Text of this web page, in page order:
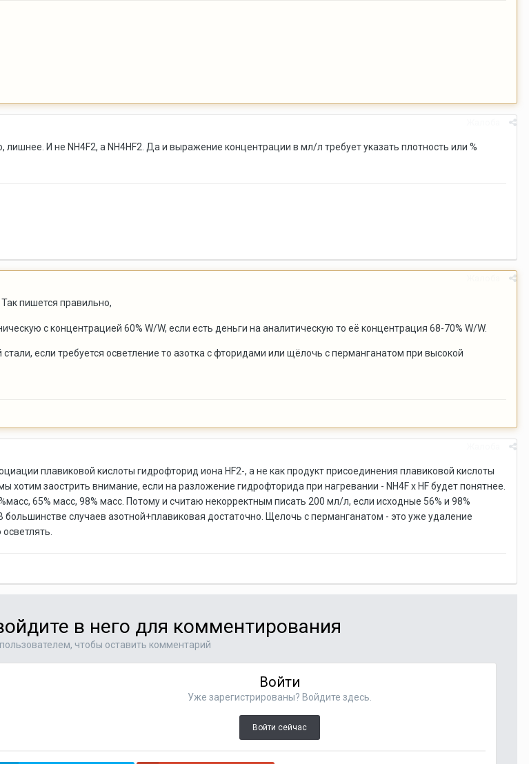
И не NH4F2, а NH4НF2. Да и выражение концентрации в мл/л требует указать плотность или %
. Так пишется правильно,
с концентрацией 60% W/W, если есть деньги на аналитическую то её концентрация 68-70% W/W.
если требуется осветление то азотка с фторидами или щёлочь с перманганатом при высокой
плавиковой кислоты гидрофторид иона HF2-, а не как продукт присоединения плавиковой кислоты
хотим заострить внимание, если на разложение гидрофторида при нагревании - NH4F x HF будет понятнее.
65% масс, 98% масс. Потому и считаю некорректным писать 200 мл/л, если исходные 56% и 98%
большинстве случаев азотной+плавиковая достаточно. Щелочь с перманганатом - это уже удаление
в него для комментирования
чтобы оставить комментарий
Войти
Уже зарегистрированы? Войдите здесь.
Войти сейчас